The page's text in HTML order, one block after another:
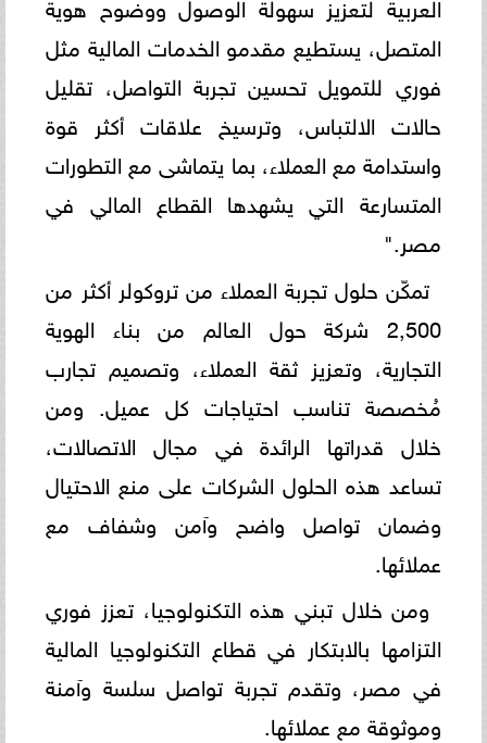
المتصل، يستطيع مقدمو الخدمات المالية مثل
فوري للتمويل تحسين تجربة التواصل، تقليل
حالات الالتباس، وترسيخ علاقات أكثر قوة
واستدامة مع العملاء، بما يتماشى مع التطورات
المتسارعة التي يشهدها القطاع المالي في
مصر."
تمكّن حلول تجربة العملاء من تروكولر أكثر من
2,500 شركة حول العالم من بناء الهوية
التجارية، وتعزيز ثقة العملاء، وتصميم تجارب
مُخصصة تناسب احتياجات كل عميل. ومن
خلال قدراتها الرائدة في مجال الاتصالات،
تساعد هذه الحلول الشركات على منع الاحتيال
وضمان تواصل واضح وآمن وشفاف مع
عملائها.
ومن خلال تبني هذه التكنولوجيا، تعزز فوري
التزامها بالابتكار في قطاع التكنولوجيا المالية
في مصر، وتقدم تجربة تواصل سلسة وآمنة
وموثوقة مع عملائها.